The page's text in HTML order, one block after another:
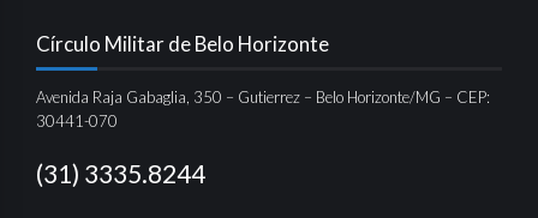
Círculo Militar de Belo Horizonte
Avenida Raja Gabaglia, 350 – Gutierrez – Belo Horizonte/MG – CEP:
30441-070
(31) 3335.8244